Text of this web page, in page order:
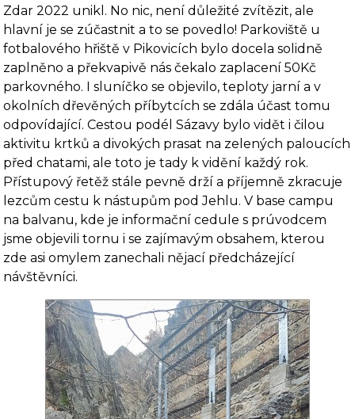
Zdar 2022 unikl. No nic, není důležité zvítězit, ale
hlavní je se zúčastnit a to se povedlo! Parkoviště u
fotbalového hřiště v Pikovicích bylo docela solidně
zaplněno a překvapivě nás čekalo zaplacení 50Kč
parkovného. I sluníčko se objevilo, teploty jarní a v
okolních dřevěných příbytcích se zdála účast tomu
odpovídající. Cestou podél Sázavy bylo vidět i čilou
aktivitu krtků a divokých prasat na zelených paloucích
před chatami, ale toto je tady k vidění každý rok.
Přístupový řetěž stále pevně drží a příjemně zkracuje
lezcům cestu k nástupům pod Jehlu. V base campu
na balvanu, kde je informační cedule s prúvodcem
jsme objevili tornu i se zajímavým obsahem, kterou
zde asi omylem zanechali nějací předcházející
návštěvníci.